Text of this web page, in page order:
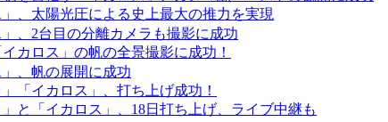
」、太陽光圧による史上最大の推力を実現
」、2台目の分離カメラも撮影に成功
カロス」の帆の全景撮影に成功！
」、帆の展開に成功
」「イカロス」、打ち上げ成功！
」と「イカロス」、18日打ち上げ、ライブ中継も